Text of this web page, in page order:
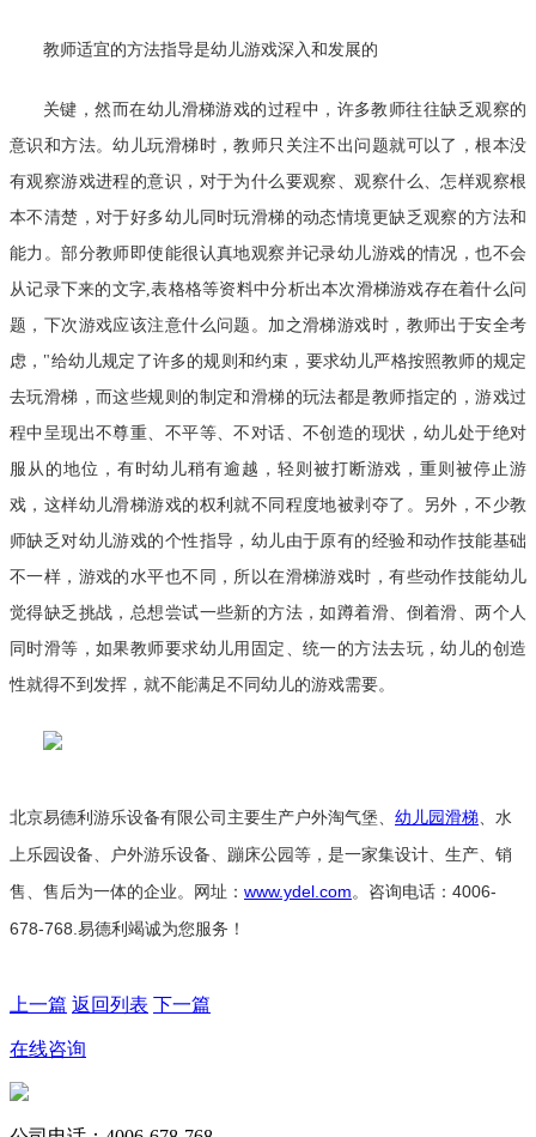
教师适宜的方法指导是幼儿游戏深入和发展的
关键，然而在幼儿滑梯游戏的过程中，许多教师往往缺乏观察的
意识和方法。幼儿玩滑梯时，教师只关注不出问题就可以了，根本没
有观察游戏进程的意识，对于为什么要观察、观察什么、怎样观察根
本不清楚，对于好多幼儿同时玩滑梯的动态情境更缺乏观察的方法和
能力。部分教师即使能很认真地观察并记录幼儿游戏的情况，也不会
从记录下来的文字,表格格等资料中分析出本次滑梯游戏存在着什么问
题，下次游戏应该注意什么问题。加之滑梯游戏时，教师出于安全考
虑，"给幼儿规定了许多的规则和约束，要求幼儿严格按照教师的规定
去玩滑梯，而这些规则的制定和滑梯的玩法都是教师指定的，游戏过
程中呈现出不尊重、不平等、不对话、不创造的现状，幼儿处于绝对
服从的地位，有时幼儿稍有逾越，轻则被打断游戏，重则被停止游
戏，这样幼儿滑梯游戏的权利就不同程度地被剥夺了。另外，不少教
师缺乏对幼儿游戏的个性指导，幼儿由于原有的经验和动作技能基础
不一样，游戏的水平也不同，所以在滑梯游戏时，有些动作技能幼儿
觉得缺乏挑战，总想尝试一些新的方法，如蹲着滑、倒着滑、两个人
同时滑等，如果教师要求幼儿用固定、统一的方法去玩，幼儿的创造
性就得不到发挥，就不能满足不同幼儿的游戏需要。
北京易德利游乐设备有限公司主要生产户外淘气堡 幼儿园滑梯
水
上乐园设备
户外游乐设备 蹦床公园等，是一家集设计、生产、销
售、售后为一体的企业。网址： www.ydel.com。咨询电话：4006-
678-768.易德利竭诚为您服务！
上一篇 返回列表 下一篇
在线咨询